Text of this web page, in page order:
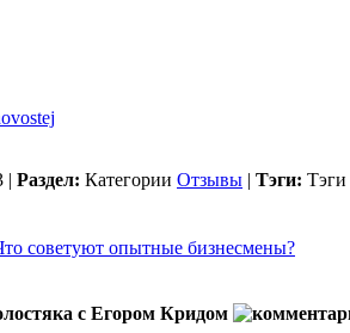
| Раздел: Категории Отзывы | Тэги: Тэги
советуют опытные бизнесмены?
с Егором Кридом